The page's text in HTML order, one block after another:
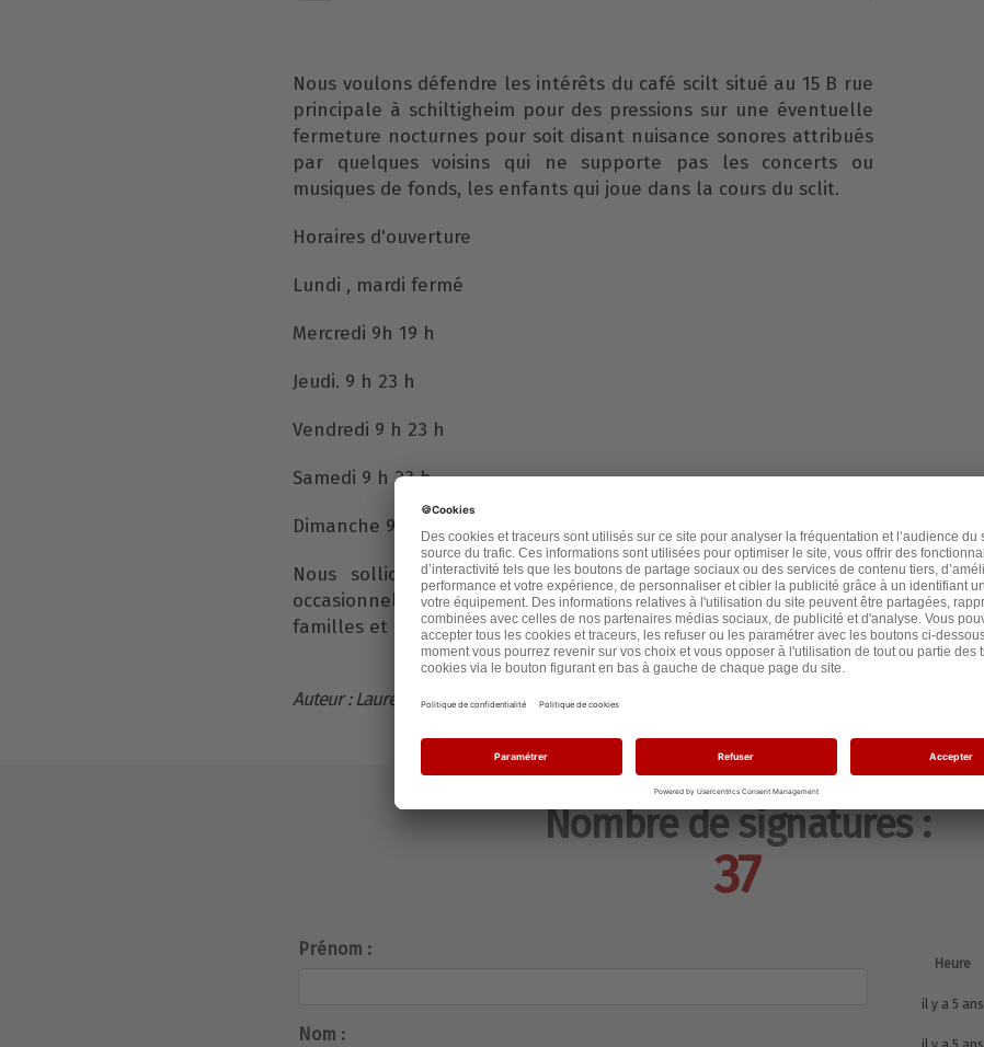
Nous voulons défendre les intérêts du café scilt situé au 15 B rue
principale à schiltigheim pour des pressions sur une éventuelle
fermeture nocturnes pour soit disant nuisance sonores attribués
par quelques voisins qui ne supporte pas les concerts ou
musiques de fonds, les enfants qui joue dans la cours du sclit.
Horaires d'ouverture
Lundi , mardi fermé
Mercredi 9h 19 h
Jeudi. 9 h 23 h
Vendredi 9 h 23 h
Samedi 9 h 23 h
Dimanche 9 h 14 h 30 .
Nous sollicitons les résidents schiliquois et autres visiteurs
occasionnels pour leurs soutiens envers les lieux de vie où les
familles et amis ce retrouve pour un instant conviviales.
Auteur : Laurent
Nombre de signatures :
37
Prénom :
Nom :
Heure
il y a 5 ans